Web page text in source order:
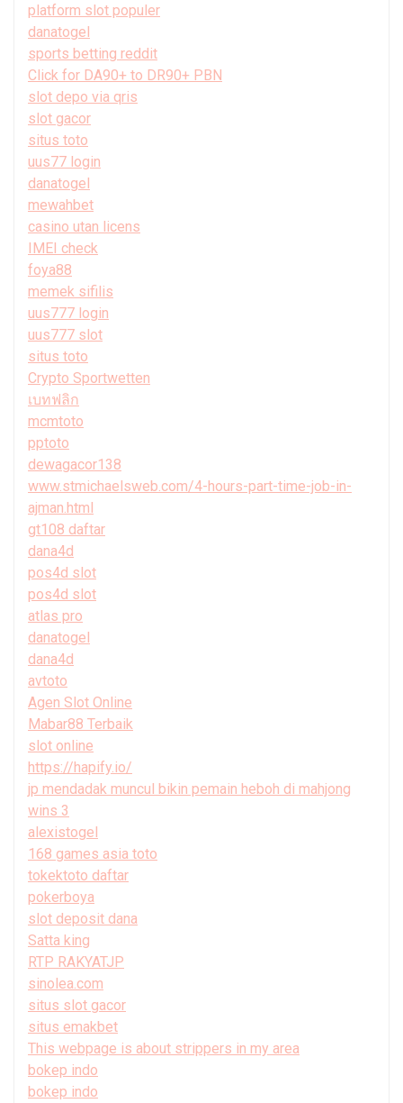
platform slot populer
danatogel
sports betting reddit
Click for DA90+ to DR90+ PBN
slot depo via qris
slot gacor
situs toto
uus77 login
danatogel
mewahbet
casino utan licens
IMEI check
foya88
memek sifilis
uus777 login
uus777 slot
situs toto
Crypto Sportwetten
เบทฟลิก
mcmtoto
pptoto
dewagacor138
www.stmichaelsweb.com/4-hours-part-time-job-in-
ajman.html
gt108 daftar
dana4d
pos4d slot
pos4d slot
atlas pro
danatogel
dana4d
avtoto
Agen Slot Online
Mabar88 Terbaik
slot online
https://hapify.io/
jp mendadak muncul bikin pemain heboh di mahjong
wins 3
alexistogel
168 games asia toto
tokektoto daftar
pokerboya
slot deposit dana
Satta king
RTP RAKYATJP
sinolea.com
situs slot gacor
situs emakbet
This webpage is about strippers in my area
bokep indo
bokep indo